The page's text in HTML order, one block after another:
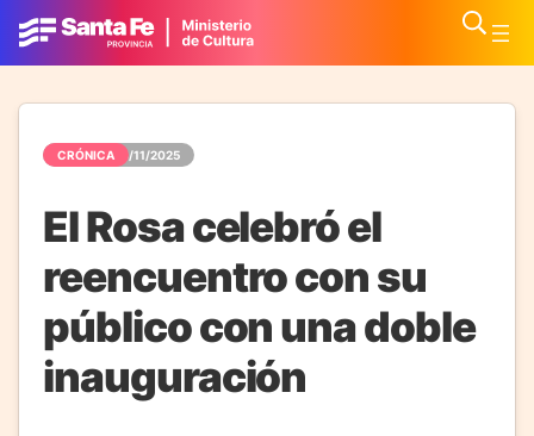
CRÓNICA 14/11/2025
El Rosa celebró el
reencuentro con su
público con una doble
inauguración